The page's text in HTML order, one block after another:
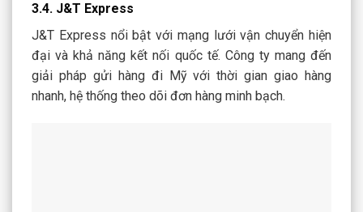
3.4. J&T Express
J&T Express nổi bật với mạng lưới vận chuyển hiện
đại và khả năng kết nối quốc tế. Công ty mang đến
giải pháp gửi hàng đi Mỹ với thời gian giao hàng
nhanh, hệ thống theo dõi đơn hàng minh bạch.